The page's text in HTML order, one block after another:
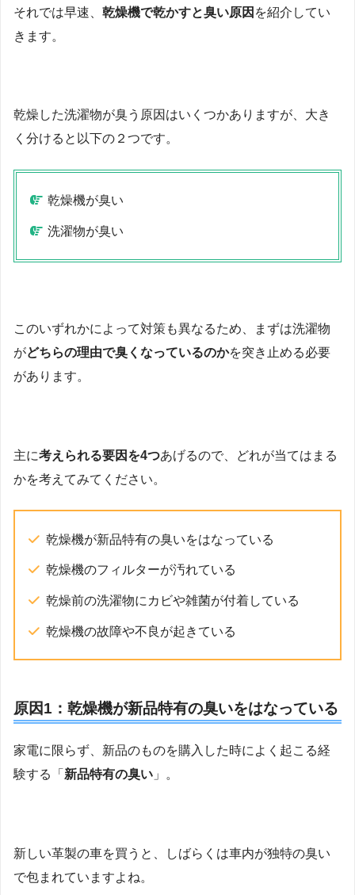
それでは早速、 乾燥機で乾かすと臭い原因 を紹介してい
きます。
乾燥した洗濯物が臭う原因はいくつかありますが、大き
く分けると以下の２つです。
乾燥機が臭い
洗濯物が臭い
このいずれかによって対策も異なるため、まずは洗濯物
がどちらの理由で臭くなっているのかを突き止める必要
があります。
主に考えられる要因を4つあげるので、どれが当てはまる
かを考えてみてください。
乾燥機が新品特有の臭いをはなっている
乾燥機のフィルターが汚れている
乾燥前の洗濯物にカビや雑菌が付着している
乾燥機の故障や不良が起きている
原因1：乾燥機が新品特有の臭いをはなっている
家電に限らず、新品のものを購入した時によく起こる経
験する「 新品特有の臭い 」。
新しい革製の車を買うと、しばらくは車内が独特の臭い
で包まれていますよね。